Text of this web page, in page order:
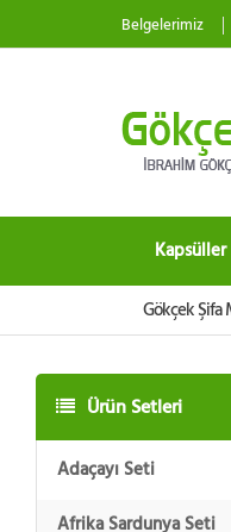
Belgelerimiz
Kapsüller
Gökçek Şifa
Ürün Setleri
Adaçayı Seti
Afrika Sardunya Seti